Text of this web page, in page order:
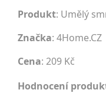
Produkt: Umělý
Značka: 4Home.CZ
Cena: 209 Kč
Hodnocení